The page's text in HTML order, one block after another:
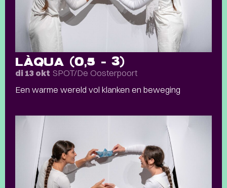
LÀQUA (0,5 – 3)
di 13 okt SPOT/De Oosterpoort
Een warme wereld vol klanken en beweging